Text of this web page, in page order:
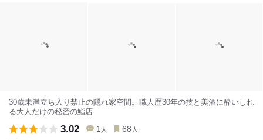
30歳未満立ち入り禁止の隠れ家空間。職人歴30年の技と美酒に酔いしれ
る大人だけの秘密の鮨店
3.02 1 人 68 人